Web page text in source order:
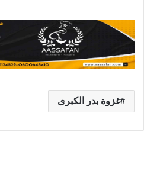
غزوة بدر الكبرى